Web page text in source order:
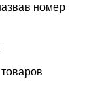
номер